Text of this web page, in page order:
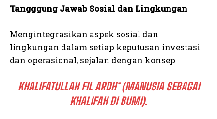
Tangggung Jawab Sosial dan Lingkungan
Mengintegrasikan aspek sosial dan
lingkungan dalam setiap keputusan investasi
dan operasional, sejalan dengan konsep
KHALIFATULLAH FIL ARDH* (MANUSIA SEBAGAI
KHALIFAH DI BUMI).